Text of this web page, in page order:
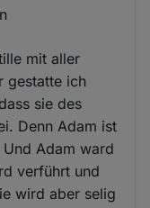
mit aller
gestatte ich
sie des
Denn Adam ist
Adam ward
verführt und
wird aber selig